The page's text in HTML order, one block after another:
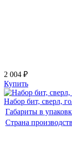
2 004 ₽
Купить
Набор бит, сверл,
Габариты в
Страна